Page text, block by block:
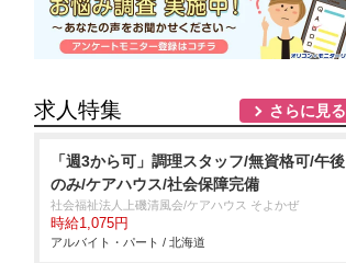
求人特集 さらに見る
「週3から可」調理スタッフ/無資格可/午後
のみ/ケアハウス/社会保障完備
社会福祉法人上磯清風会/ケアハウス そよかぜ
時給1,075円
アルバイト・パート / 北海道